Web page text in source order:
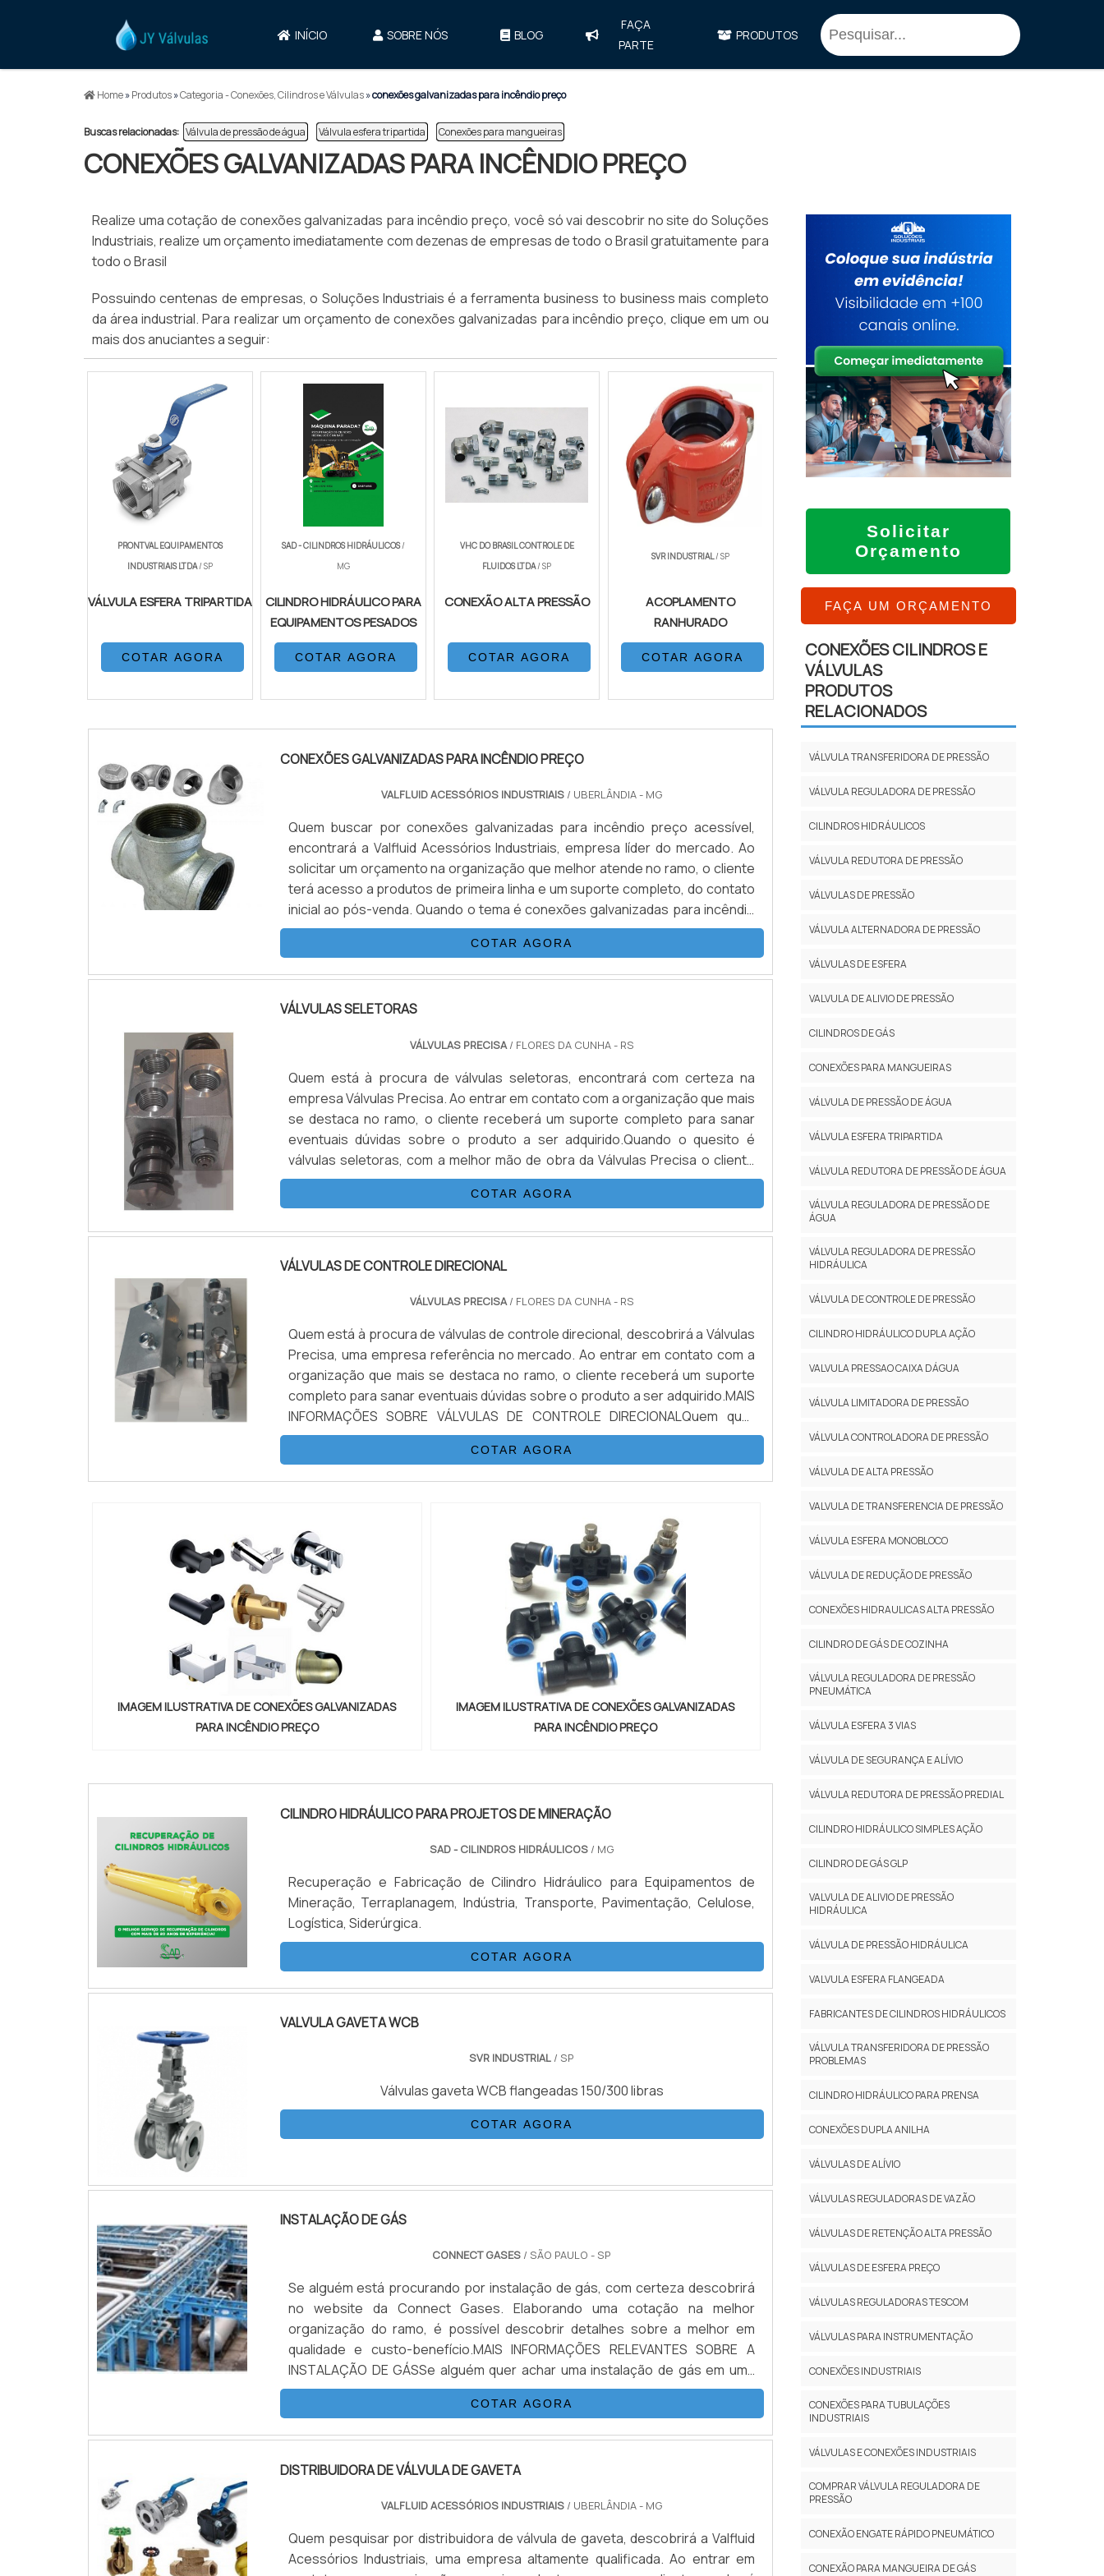
INÍCIO SOBRE NÓS BLOG
FAÇA
PARTE
PRODUTOS
Home»Produtos»Categoria - Conexões, Cilindros e Válvulas»conexões galvanizadas para incêndio preço
Buscas relacionadas: Válvula de pressão de água Válvula esfera tripartida Conexões para mangueiras
CONEXÕES GALVANIZADAS PARA INCÊNDIO PREÇO
Realize uma cotação de conexões galvanizadas para incêndio preço, você só vai descobrir no site do Soluções
Industriais, realize um orçamento imediatamente com dezenas de empresas de todo o Brasil gratuitamente para
todo o Brasil
Possuindo centenas de empresas, o Soluções Industriais é a ferramenta business to business mais completo
da área industrial. Para realizar um orçamento de conexões galvanizadas para incêndio preço, clique em um ou
mais dos anuciantes a seguir:
PRONTVAL EQUIPAMENTOS
INDUSTRIAIS LTDA/ SP
VÁLVULA ESFERA TRIPARTIDA
COTAR AGORA
SAD - CILINDROS HIDRÁULICOS/
MG
CILINDRO HIDRÁULICO PARA
EQUIPAMENTOS PESADOS
COTAR AGORA
VHC DO BRASIL CONTROLE DE
FLUIDOS LTDA/ SP
CONEXÃO ALTA PRESSÃO
COTAR AGORA
SVR INDUSTRIAL/ SP
ACOPLAMENTO
RANHURADO
COTAR AGORA
CONEXÕES GALVANIZADAS PARA INCÊNDIO PREÇO
VALFLUID ACESSÓRIOS INDUSTRIAIS / UBERLÂNDIA - MG
Quem buscar por conexões galvanizadas para incêndio preço acessível,
encontrará a Valfluid Acessórios Industriais, empresa líder do mercado. Ao
solicitar um orçamento na organização que melhor atende no ramo, o cliente
terá acesso a produtos de primeira linha e um suporte completo, do contato
inicial ao pós-venda. Quando o tema é conexões galvanizadas para incêndio
preço justo, com a melhor mão de obra da Valfluid Acessórios Industriais...
COTAR AGORA
VÁLVULAS SELETORAS
VÁLVULAS PRECISA / FLORES DA CUNHA - RS
Quem está à procura de válvulas seletoras, encontrará com certeza na
empresa Válvulas Precisa. Ao entrar em contato com a organização que mais
se destaca no ramo, o cliente receberá um suporte completo para sanar
eventuais dúvidas sobre o produto a ser adquirido.Quando o quesito é
válvulas seletoras, com a melhor mão de obra da Válvulas Precisa o cliente
poderá contar com excelente custo-benefício e atendimento eficaz em todo
COTAR AGORA
VÁLVULAS DE CONTROLE DIRECIONAL
VÁLVULAS PRECISA/ FLORES DA CUNHA - RS
Quem está à procura de válvulas de controle direcional, descobrirá a Válvulas
Precisa, uma empresa referência no mercado. Ao entrar em contato com a
organização que mais se destaca no ramo, o cliente receberá um suporte
completo para sanar eventuais dúvidas sobre o produto a ser adquirido.MAIS
INFORMAÇÕES SOBRE VÁLVULAS DE CONTROLE DIRECIONALQuem quer
encontrar válvulas de controle direcional em uma empresa que preza pela
COTAR AGORA
IMAGEM ILUSTRATIVA DE CONEXÕES GALVANIZADAS
PARA INCÊNDIO PREÇO
IMAGEM ILUSTRATIVA DE CONEXÕES GALVANIZADAS
PARA INCÊNDIO PREÇO
CILINDRO HIDRÁULICO PARA PROJETOS DE MINERAÇÃO
SAD - CILINDROS HIDRÁULICOS/ MG
Recuperação e Fabricação de Cilindro Hidráulico para Equipamentos de
Mineração, Terraplanagem, Indústria, Transporte, Pavimentação, Celulose,
Logística, Siderúrgica.
COTAR AGORA
VALVULA GAVETA WCB
SVR INDUSTRIAL / SP
Válvulas gaveta WCB flangeadas 150/300 libras
COTAR AGORA
INSTALAÇÃO DE GÁS
CONNECT GASES / SÃO PAULO - SP
Se alguém está procurando por instalação de gás, com certeza descobrirá
no website da Connect Gases. Elaborando uma cotação na melhor
organização do ramo, é possível descobrir detalhes sobre a melhor em
qualidade e custo-benefício.MAIS INFORMAÇÕES RELEVANTES SOBRE A
INSTALAÇÃO DE GÁSSe alguém quer achar uma instalação de gás em uma
empresa segura, encontra na Connect Gases. Com grande expressão de
mercado quando o assunto é válvulas solenóides e conexões anilhas e
roscadas, a companhia foca em tecnologia e desenvolvimento no que gera
visar apenas lucratividade, deve oferecer produtos e serviços que tenham
que mostram o comprometimento da empresa com seus clientes.Existem
muitas formas diferentes de demonstrar conhecimento e autoridade em uma
área de atuação. Os motivos pelos quais a Connect Gases é a melhor
COTAR AGORA
DISTRIBUIDORA DE VÁLVULA DE GAVETA
VALFLUID ACESSÓRIOS INDUSTRIAIS/ UBERLÂNDIA - MG
Quem pesquisar por distribuidora de válvula de gaveta, descobrirá a Valfluid
Acessórios Industriais, uma empresa altamente qualificada. Ao entrar em
Solicitar
Orçamento
FAÇA UM ORÇAMENTO
CONEXÕES CILINDROS E
VÁLVULAS
PRODUTOS
RELACIONADOS
VÁLVULA TRANSFERIDORA DE PRESSÃO
VÁLVULA REGULADORA DE PRESSÃO
CILINDROS HIDRÁULICOS
VÁLVULA REDUTORA DE PRESSÃO
VÁLVULAS DE PRESSÃO
VÁLVULA ALTERNADORA DE PRESSÃO
VÁLVULAS DE ESFERA
VALVULA DE ALIVIO DE PRESSÃO
CILINDROS DE GÁS
CONEXÕES PARA MANGUEIRAS
VÁLVULA DE PRESSÃO DE ÁGUA
VÁLVULA ESFERA TRIPARTIDA
VÁLVULA REDUTORA DE PRESSÃO DE ÁGUA
VÁLVULA REGULADORA DE PRESSÃO DE
ÁGUA
VÁLVULA REGULADORA DE PRESSÃO
HIDRÁULICA
VÁLVULA DE CONTROLE DE PRESSÃO
CILINDRO HIDRÁULICO DUPLA AÇÃO
VALVULA PRESSAO CAIXA DÁGUA
VÁLVULA LIMITADORA DE PRESSÃO
VÁLVULA CONTROLADORA DE PRESSÃO
VÁLVULA DE ALTA PRESSÃO
VALVULA DE TRANSFERENCIA DE PRESSÃO
VÁLVULA ESFERA MONOBLOCO
VÁLVULA DE REDUÇÃO DE PRESSÃO
CONEXÕES HIDRAULICAS ALTA PRESSÃO
CILINDRO DE GÁS DE COZINHA
VÁLVULA REGULADORA DE PRESSÃO
PNEUMÁTICA
VÁLVULA ESFERA 3 VIAS
VÁLVULA DE SEGURANÇA E ALÍVIO
VÁLVULA REDUTORA DE PRESSÃO PREDIAL
CILINDRO HIDRÁULICO SIMPLES AÇÃO
CILINDRO DE GÁS GLP
VALVULA DE ALIVIO DE PRESSÃO
HIDRÁULICA
VÁLVULA DE PRESSÃO HIDRÁULICA
VALVULA ESFERA FLANGEADA
FABRICANTES DE CILINDROS HIDRÁULICOS
VÁLVULA TRANSFERIDORA DE PRESSÃO
PROBLEMAS
CILINDRO HIDRÁULICO PARA PRENSA
CONEXÕES DUPLA ANILHA
VÁLVULAS DE ALÍVIO
VÁLVULAS REGULADORAS DE VAZÃO
VÁLVULAS DE RETENÇÃO ALTA PRESSÃO
VÁLVULAS DE ESFERA PREÇO
VÁLVULAS REGULADORAS TESCOM
VÁLVULAS PARA INSTRUMENTAÇÃO
CONEXÕES INDUSTRIAIS
CONEXÕES PARA TUBULAÇÕES
INDUSTRIAIS
VÁLVULAS E CONEXÕES INDUSTRIAIS
COMPRAR VÁLVULA REGULADORA DE
PRESSÃO
CONEXÃO ENGATE RÁPIDO PNEUMÁTICO
CONEXÃO PARA MANGUEIRA DE GÁS